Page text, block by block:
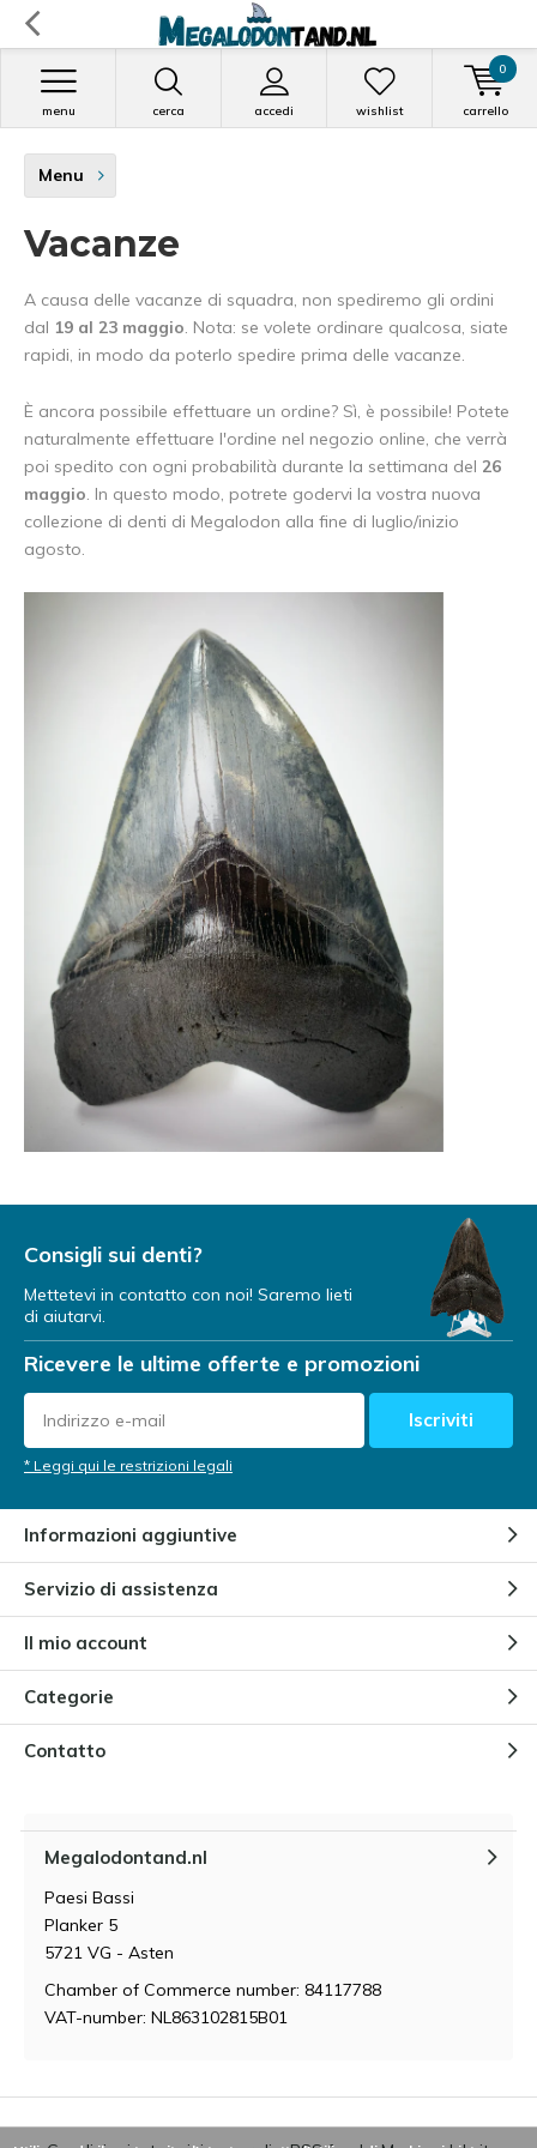
cerca accedi
menu wishlist carrello
0
Menu
Vacanze
A causa delle vacanze di squadra, non spediremo gli ordini
dal 19 al 23 maggio. Nota: se volete ordinare qualcosa, siate
rapidi, in modo da poterlo spedire prima delle vacanze.
È ancora possibile effettuare un ordine? Sì, è possibile! Potete
naturalmente effettuare l'ordine nel negozio online, che verrà
poi spedito con ogni probabilità durante la settimana del 26
maggio. In questo modo, potrete godervi la vostra nuova
collezione di denti di Megalodon alla fine di luglio/inizio
agosto.
Consigli sui denti?
Mettetevi in contatto con noi! Saremo lieti
di aiutarvi.
Ricevere le ultime offerte e promozioni
Iscriviti
* Leggi qui le restrizioni legali
Informazioni aggiuntive
Servizio di assistenza
Il mio account
Categorie
Contatto
Megalodontand.nl
Paesi Bassi
Planker 5
5721 VG - Asten
Chamber of Commerce number: 84117788
VAT-number: NL863102815B01